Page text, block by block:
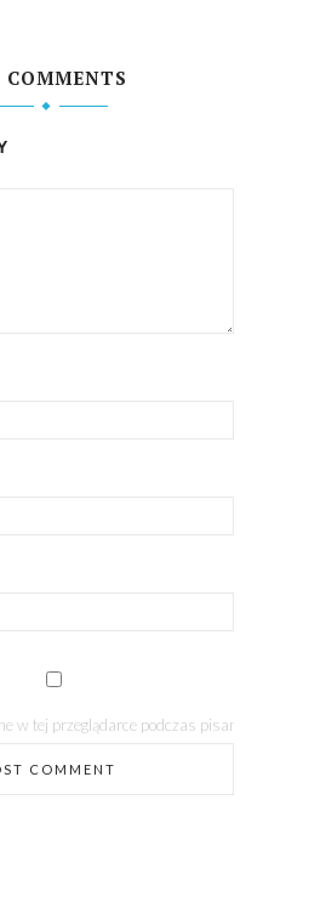
COMMENTS
w tej przeglądarce podczas pisania kolejnych